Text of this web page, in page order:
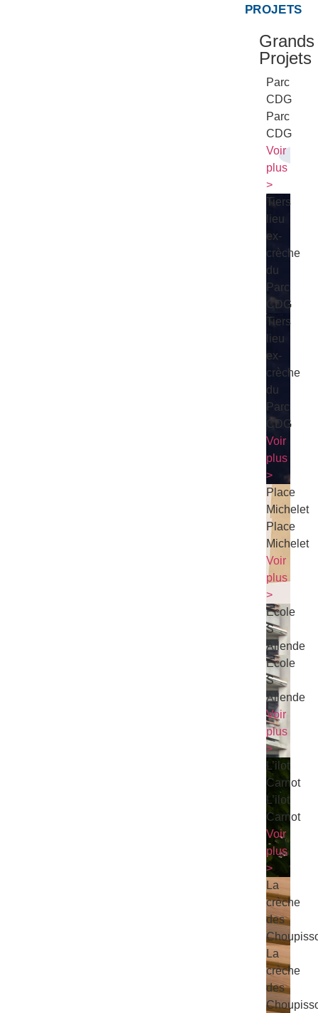
PROJETS
Grands
Projets
Parc
CDG
Parc
CDG
Voir
plus
>
Tiers
lieu
ex-
crèche
du
Parc
CDG
Tiers
lieu
ex-
crèche
du
Parc
CDG
Voir
plus
>
Place
Michelet
Place
Michelet
Voir
plus
>
Ecole
S
Allende
Ecole
S
Allende
Voir
plus
>
L’ilot
Carnot
L’ilot
Carnot
Voir
plus
>
La
crèche
des
La
crèche
des